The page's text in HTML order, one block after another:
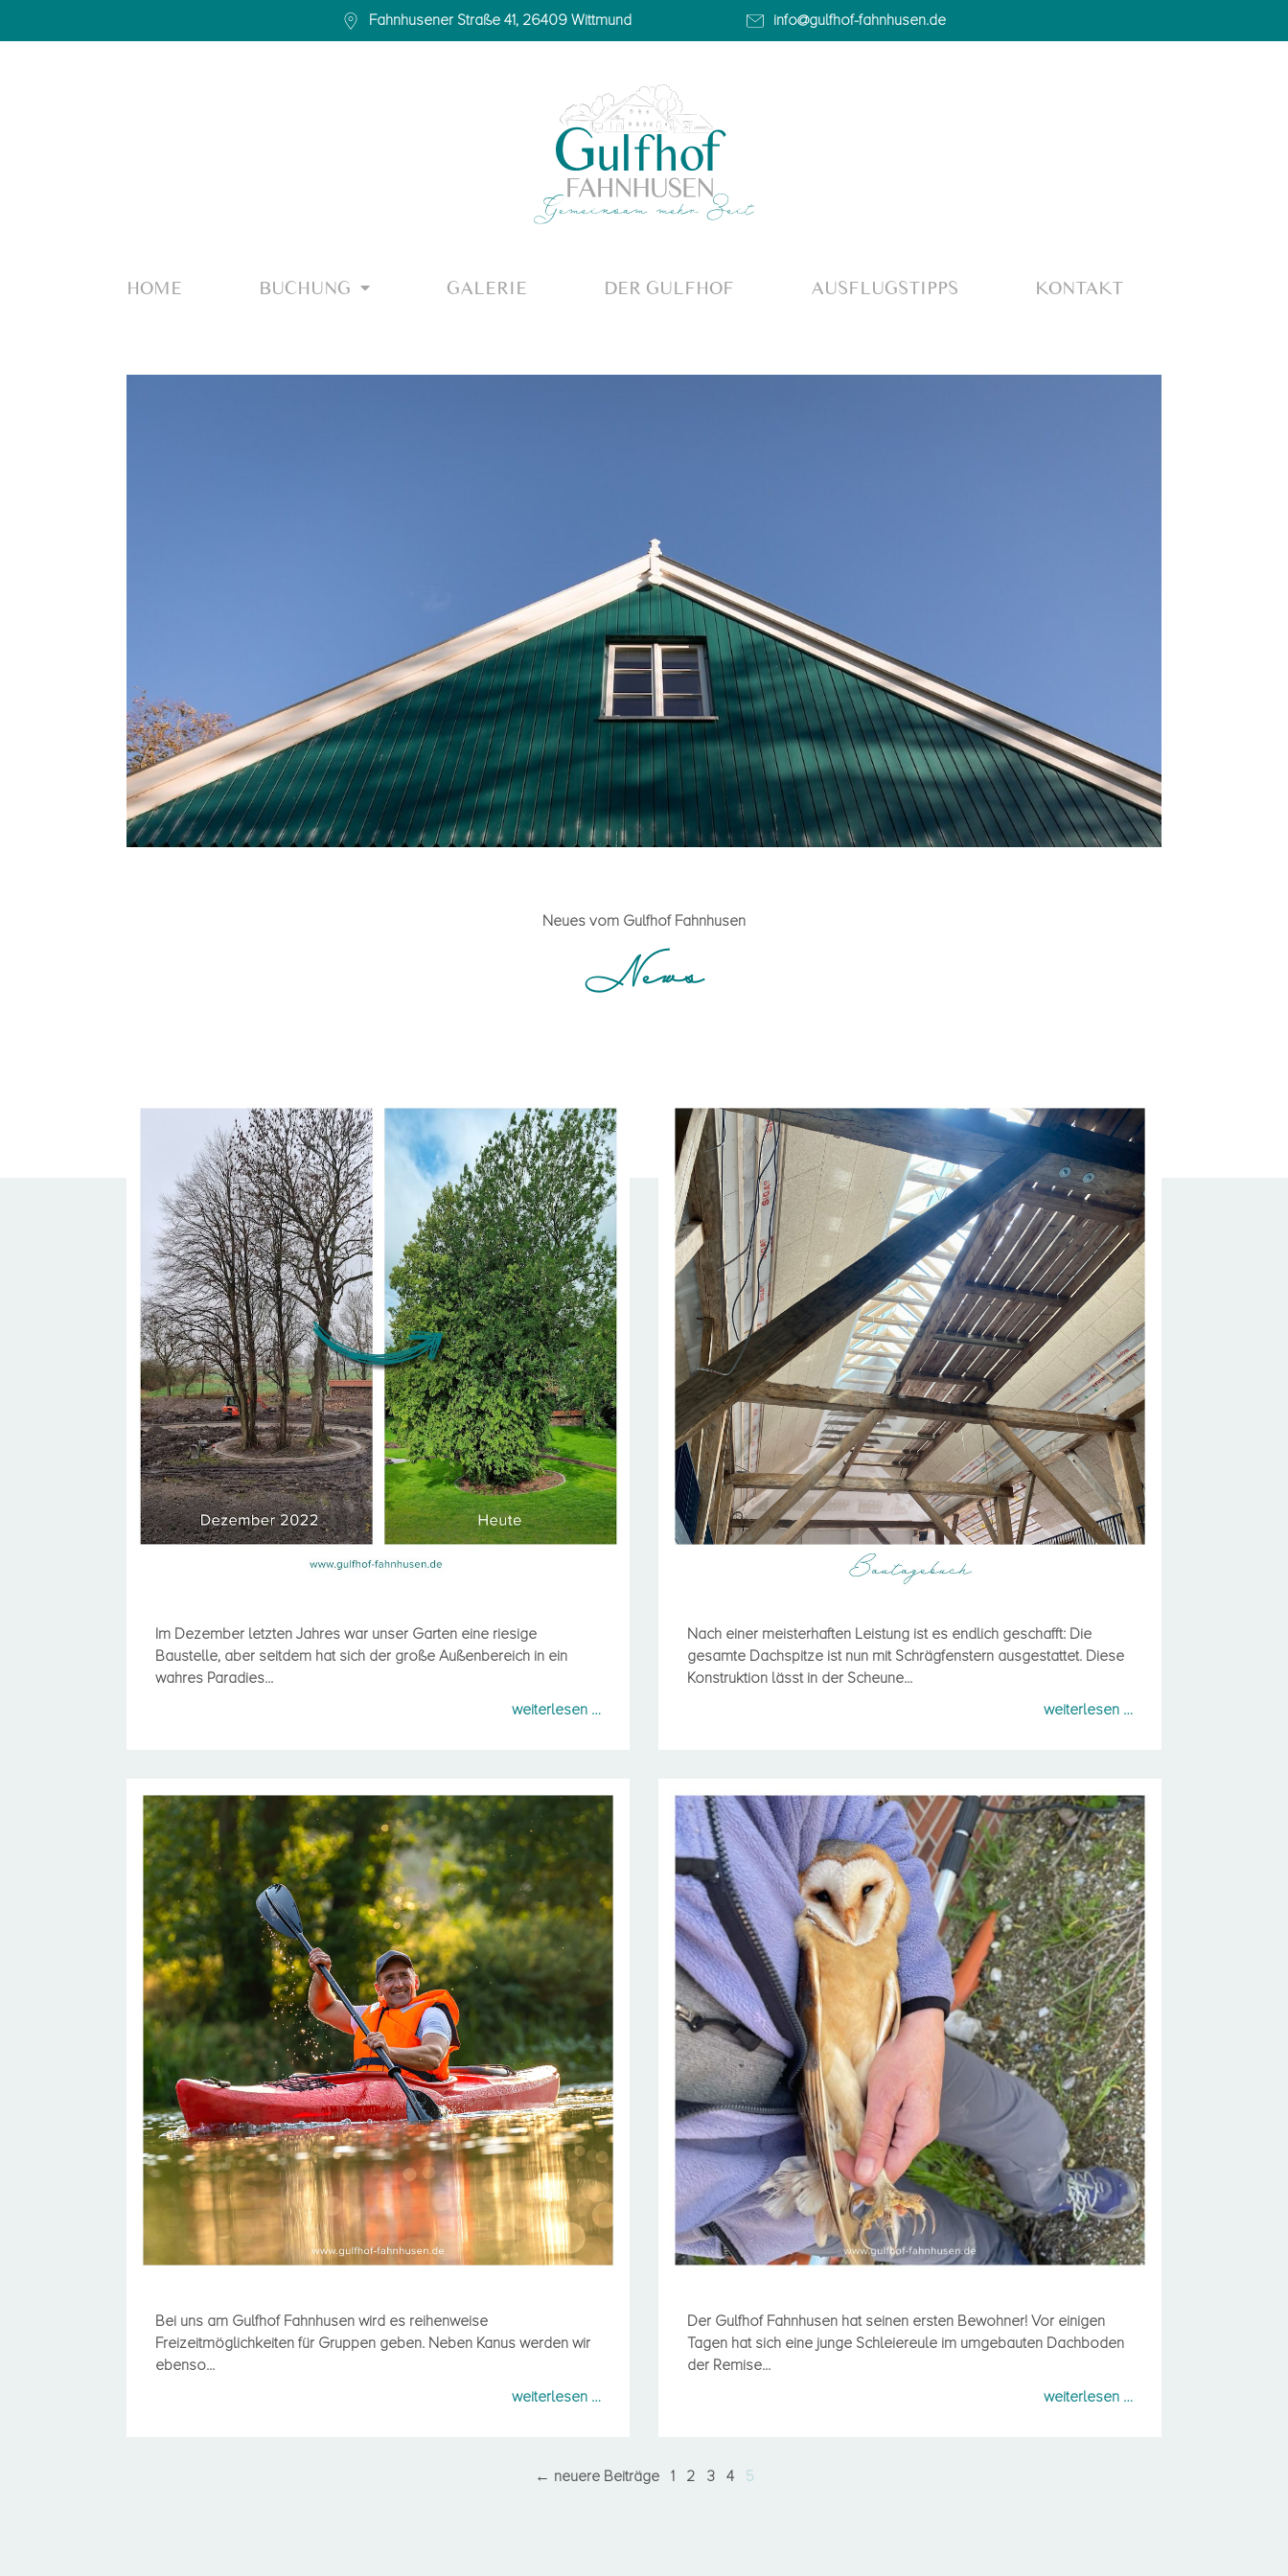
Fahnhusener Straße 41, 26409 Wittmund info@gulfhof-fahnhusen.de
HOME BUCHUNG GALERIE DER GULFHOF AUSFLUGSTIPPS KONTAKT
Neues vom Gulfhof Fahnhusen
News
Gartenträume im Gulfhof
Im Dezember letzten Jahres war unser Garten eine riesige
Baustelle, aber seitdem hat sich der große Außenbereich in ein
wahres Paradies...
weiterlesen …
Bis an die Decke
Nach einer meisterhaften Leistung ist es endlich geschafft: Die
gesamte Dachspitze ist nun mit Schrägfenstern ausgestattet. Diese
Konstruktion lässt in der Scheune...
weiterlesen …
Lust auf aktive Semina-1re?
Bei uns am Gulfhof Fahnhusen wird es reihenweise
Freizeitmöglichkeiten für Gruppen geben. Neben Kanus werden wir
ebenso...
weiterlesen …
Der Gulfhof Fahnhusen hat seinen
ersten Bewohner!
Der Gulfhof Fahnhusen hat seinen ersten Bewohner! Vor einigen
Tagen hat sich eine junge Schleiereule im umgebauten Dachboden
der Remise...
weiterlesen …
← neuere Beiträge 1 2 3 4 5